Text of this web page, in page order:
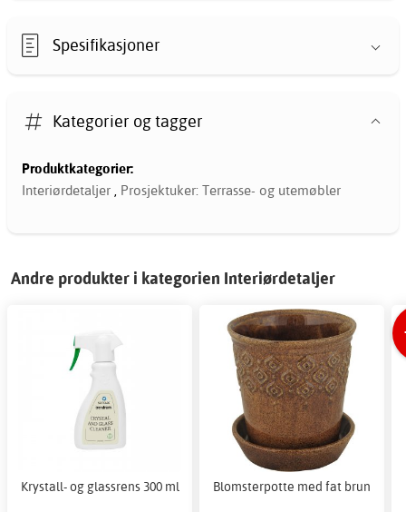
Spesifikasjoner
Kategorier og tagger
Produktkategorier:
Interiørdetaljer
Prosjektuker: Terrasse- og utemøbler
Andre produkter i kategorien Interiørdetaljer
Krystall- og glassrens 300 ml Blomsterpotte med fat brun